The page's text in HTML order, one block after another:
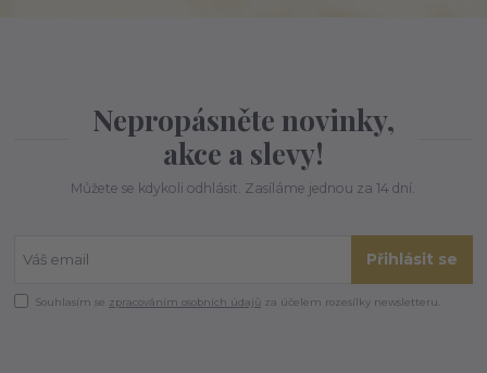
Nepropásněte novinky,
akce a slevy!
Můžete se kdykoli odhlásit. Zasíláme jednou za 14 dní.
Přihlásit se
Souhlasím se zpracováním osobních údajů za účelem rozesílky newsletteru.